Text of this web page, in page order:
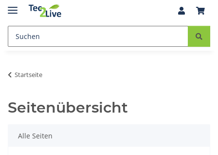
Startseite
Seitenübersicht
Alle Seiten